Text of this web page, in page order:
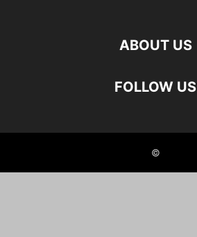
ABOUT US
FOLLOW US
©